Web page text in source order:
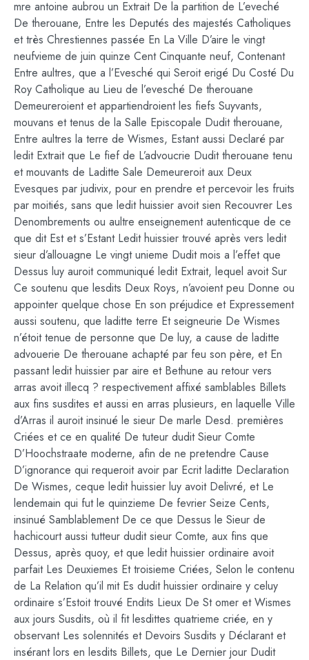
mre antoine aubrou un Extrait De la partition de L’eveché
De therouane, Entre les Deputés des majestés Catholiques
et très Chrestiennes passée En La Ville D’aire le vingt
neufvieme de juin quinze Cent Cinquante neuf, Contenant
Entre aultres, que a l’Evesché qui Seroit erigé Du Costé Du
Roy Catholique au Lieu de l’evesché De therouane
Demeureroient et appartiendroient les fiefs Suyvants,
mouvans et tenus de la Salle Episcopale Dudit therouane,
Entre aultres la terre de Wismes, Estant aussi Declaré par
ledit Extrait que Le fief de L’advoucrie Dudit therouane tenu
et mouvants de Laditte Sale Demeureroit aux Deux
Evesques par judivix, pour en prendre et percevoir les fruits
par moitiés, sans que ledit huissier avoit sien Recouvrer Les
Denombrements ou aultre enseignement autenticque de ce
que dit Est et s’Estant Ledit huissier trouvé après vers ledit
sieur d’allouagne Le vingt unieme Dudit mois a l’effet que
Dessus luy auroit communiqué ledit Extrait, lequel avoit Sur
Ce soutenu que lesdits Deux Roys, n’avoient peu Donne ou
appointer quelque chose En son préjudice et Expressement
aussi soutenu, que laditte terre Et seigneurie De Wismes
n’étoit tenue de personne que De luy, a cause de laditte
advouerie De therouane achapté par feu son père, et En
passant ledit huissier par aire et Bethune au retour vers
arras avoit illecq ? respectivement affixé samblables Billets
aux fins susdites et aussi en arras plusieurs, en laquelle Ville
d’Arras il auroit insinué le sieur De marle Desd. premières
Criées et ce en qualité De tuteur dudit Sieur Comte
D’Hoochstraate moderne, afin de ne pretendre Cause
D’ignorance qui requeroit avoir par Ecrit laditte Declaration
De Wismes, ceque ledit huissier luy avoit Delivré, et Le
lendemain qui fut le quinzieme De fevrier Seize Cents,
insinué Samblablement De ce que Dessus le Sieur de
hachicourt aussi tutteur dudit sieur Comte, aux fins que
Dessus, après quoy, et que ledit huissier ordinaire avoit
parfait Les Deuxiemes Et troisieme Criées, Selon le contenu
de La Relation qu’il mit Es dudit huissier ordinaire y celuy
ordinaire s’Estoit trouvé Endits Lieux De St omer et Wismes
aux jours Susdits, où il fit lesdittes quatrieme criée, en y
observant Les solennités et Devoirs Susdits y Déclarant et
insérant lors en lesdits Billets, que Le Dernier jour Dudit